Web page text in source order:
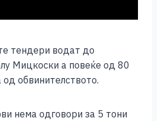
тендери водат до
Мицкоски а повеќе од 80
обвинителството.
нема одговори за 5 тони